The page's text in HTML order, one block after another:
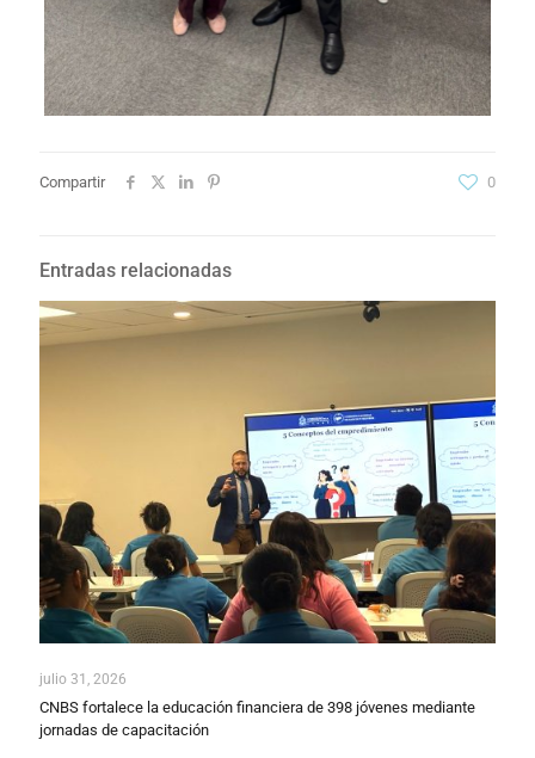
Compartir 0
Entradas relacionadas
julio 31, 2026
CNBS fortalece la educación financiera de 398 jóvenes mediante
jornadas de capacitación